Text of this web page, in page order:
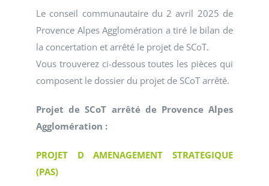
Le conseil communautaire du 2 avril 2025 de
Provence Alpes Agglomération a tiré le bilan de
la concertation et arrêté le projet de SCoT.
Vous trouverez ci-dessous toutes les pièces qui
composent le dossier du projet de SCoT arrêté.
Projet de SCoT arrêté de Provence Alpes
Agglomération :
PROJET D AMENAGEMENT STRATEGIQUE
(PAS)